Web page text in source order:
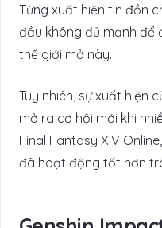
Từng xuất hiện tin đồn
đầu không đủ mạnh để
thế giới mở này.
Tuy nhiên, sự xuất hiện
mở ra cơ hội mới khi
Final Fantasy XIV
đã hoạt động tốt hơn